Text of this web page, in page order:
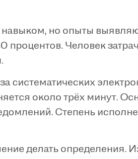
но опыты
процентов. Человек
систематических
около трёх минут.
Степень
делать определения.